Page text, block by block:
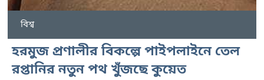
বিশ্ব
হরমুজ প্রণালীর বিকল্পে পাইপলাইনে তেল
রপ্তানির নতুন পথ খুঁজছে কুয়েত